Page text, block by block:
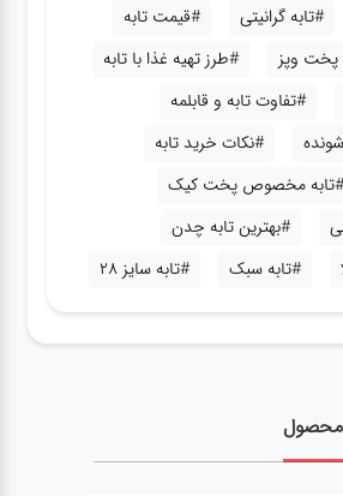
#تابه گرانیتی
#قیمت تابه
پخت وپز
#طرز تهیه غذا با تابه
#تفاوت تابه و قابلمه
#نکات خرید تابه
#تابه مخصوص پخت کیک
#بهترین تابه چدن
#تابه سبک #تابه سایز 28
محصول